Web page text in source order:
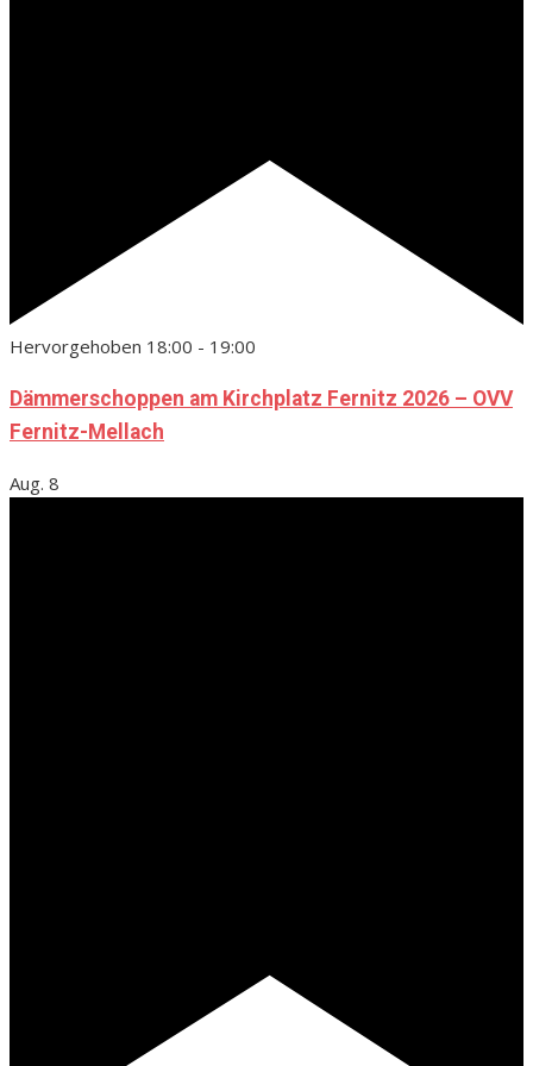
Hervorgehoben 18:00 - 19:00
Dämmerschoppen am Kirchplatz Fernitz 2026 – OVV
Fernitz-Mellach
Aug. 8